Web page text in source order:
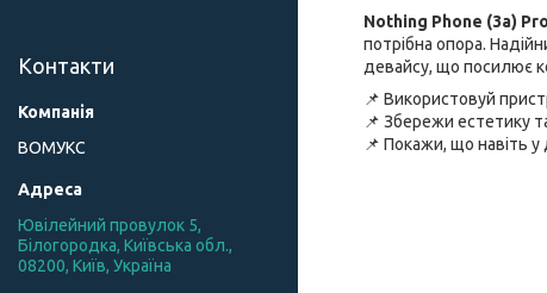
Nothing Phone (3a) Pro
потрібна опора.
девайсу, що посилює
📌 Використовуй
📌 Збережи естетику
📌 Покажи, що навіть
Контакти
ВОМУКС
Ювілейний провулок 5,
Білогородка, Київська обл.,
08200, Київ, Україна